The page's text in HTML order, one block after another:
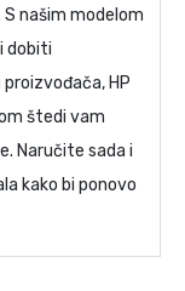
S našim modelom
dobiti
proizvođača, HP
štedi vam
Naručite sada i
kako bi ponovo